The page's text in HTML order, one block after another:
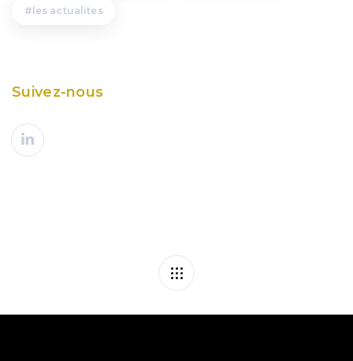
les actualites
Suivez-nous